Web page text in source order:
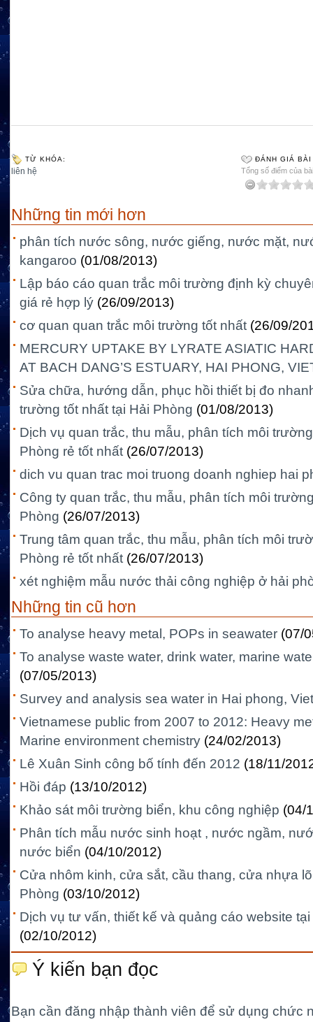
TỪ KHÓA:
liên hệ
ĐÁNH GIÁ
Tổng số điểm của
Những tin mới hơn
phân tích nước sông, nước giếng, nước mặt,
kangaroo (01/08/2013)
Lập báo cáo quan trắc môi trường định kỳ
giá rẻ hợp lý (26/09/2013)
cơ quan quan trắc môi trường tốt nhất (26/09/
MERCURY UPTAKE BY LYRATE ASIATIC
AT BACH DANG’S ESTUARY, HAI PHONG,
Sửa chữa, hướng dẫn, phục hồi thiết bị đo
trường tốt nhất tại Hải Phòng (01/08/2013)
Dịch vụ quan trắc, thu mẫu, phân tích môi
Phòng rẻ tốt nhất (26/07/2013)
dich vu quan trac moi truong doanh nghiep hai
Công ty quan trắc, thu mẫu, phân tích môi
Phòng (26/07/2013)
Trung tâm quan trắc, thu mẫu, phân tích môi
Phòng rẻ tốt nhất (26/07/2013)
xét nghiệm mẫu nước thải công nghiệp ở hải
Những tin cũ hơn
To analyse heavy metal, POPs in seawater (07/
To analyse waste water, drink water, marine
(07/05/2013)
Survey and analysis sea water in Hai phong,
Vietnamese public from 2007 to 2012: Heavy
Marine environment chemistry (24/02/2013)
Lê Xuân Sinh công bố tính đến 2012 (18/11/
Hồi đáp (13/10/2012)
Khảo sát môi trường biển, khu công nghiệp (04/
Phân tích mẫu nước sinh hoạt , nước ngầm,
nước biển (04/10/2012)
Cửa nhôm kinh, cửa sắt, cầu thang, cửa nhựa
Phòng (03/10/2012)
Dịch vụ tư vấn, thiết kế và quảng cáo website
(02/10/2012)
Ý kiến bạn đọc
Bạn cần đăng nhập thành viên để sử dụng chức